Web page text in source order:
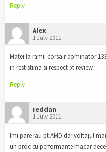
Reply
Alex
1 July 2011
Matei la ramii corsair dominator
in rest stima si respect pt review !
Reply
reddan
1 July 2011
Imi pare rau pt AMD dar voltajul
un proc cu performante macar